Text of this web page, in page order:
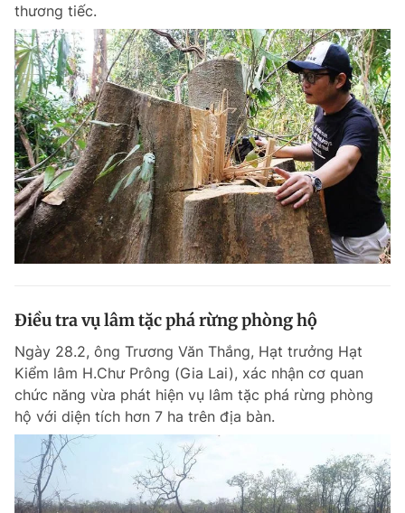
thương tiếc.
Điều tra vụ lâm tặc phá rừng phòng hộ
Ngày 28.2, ông Trương Văn Thắng, Hạt trưởng Hạt
Kiểm lâm H.Chư Prông (Gia Lai), xác nhận cơ quan
chức năng vừa phát hiện vụ lâm tặc phá rừng phòng
hộ với diện tích hơn 7 ha trên địa bàn.